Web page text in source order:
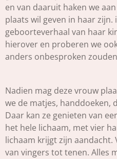
en van daaruit haken we
plaats wil geven in haar
geboorteverhaal van haar
hierover en proberen we
anders onbesproken
Nadien mag deze vrouw
we de matjes, handdoeken,
Daar kan ze genieten van
het hele lichaam, met vier
lichaam krijgt zijn aandacht.
van vingers tot tenen. Alles